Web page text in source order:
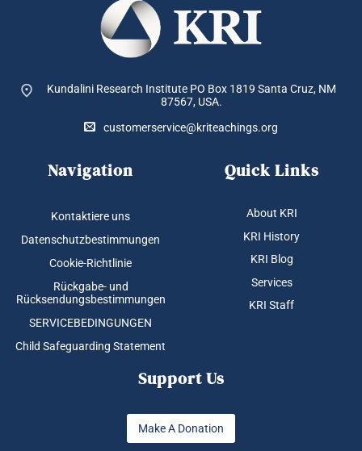
Kundalini Research Institute PO Box 1819 Santa Cruz, NM
87567, USA.
customerservice@kriteachings.org
Navigation
Kontaktiere uns
Datenschutzbestimmungen
Cookie-Richtlinie
Rückgabe- und
Rücksendungsbestimmungen
SERVICEBEDINGUNGEN
Child Safeguarding Statement
Quick Links
About KRI
KRI History
KRI Blog
Services
KRI Staff
Support Us
Make A Donation